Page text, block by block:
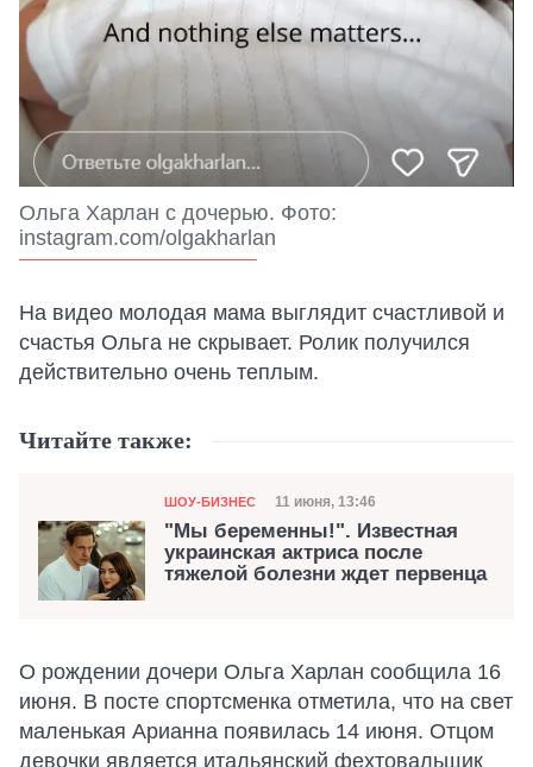
Ольга Харлан с дочерью. Фото:
instagram.com/olgakharlan
На видео молодая мама выглядит счастливой и
счастья Ольга не скрывает. Ролик получился
действительно очень теплым.
Читайте также:
Категория
ШОУ-БИЗНЕС Дата публикации
11 июня, 13:46
"Мы беременны!". Известная
украинская актриса после
тяжелой болезни ждет первенца
О рождении дочери Ольга Харлан сообщила 16
июня. В посте спортсменка отметила, что на свет
маленькая Арианна появилась 14 июня. Отцом
девочки является итальянский фехтовальщик